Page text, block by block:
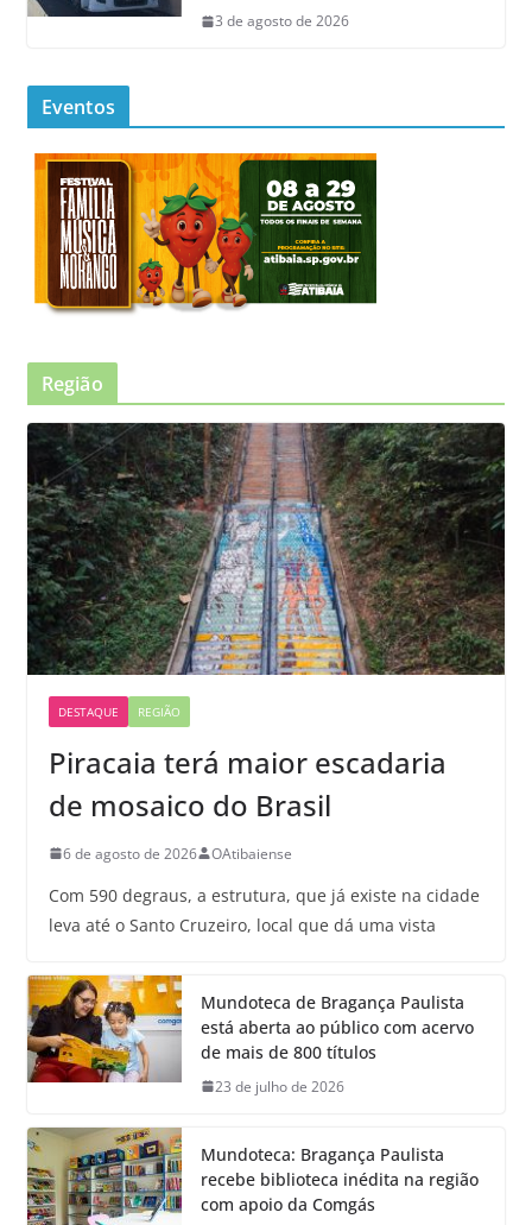
3 de agosto de 2026
Eventos
Região
DESTAQUE REGIÃO
Piracaia terá maior escadaria
de mosaico do Brasil
6 de agosto de 2026 OAtibaiense
Com 590 degraus, a estrutura, que já existe na cidade
leva até o Santo Cruzeiro, local que dá uma vista
Mundoteca de Bragança Paulista
está aberta ao público com acervo
de mais de 800 títulos
23 de julho de 2026
Mundoteca: Bragança Paulista
recebe biblioteca inédita na região
com apoio da Comgás